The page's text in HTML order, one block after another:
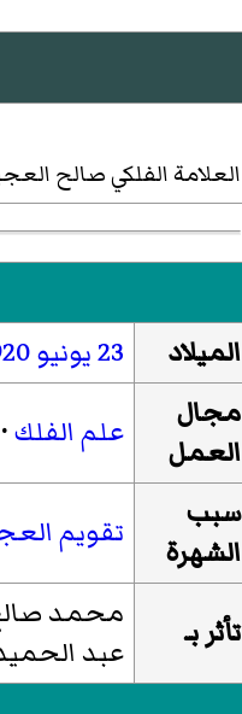
العلامة الفلكي صالح
الميلاد
23 يونيو
مجال
العمل
علم الفلك·
سبب
الشهرة
تقويم
تأثر بـ محمد
عبد